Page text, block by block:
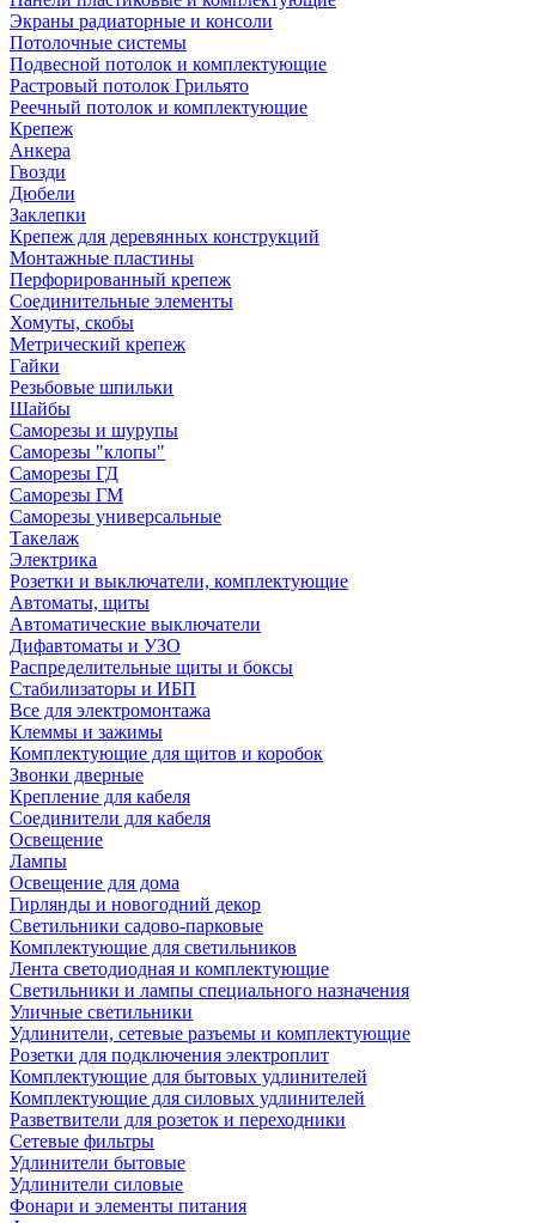
Экраны радиаторные и консоли
Потолочные системы
Подвесной потолок и комплектующие
Растровый потолок Грильято
Реечный потолок и комплектующие
Крепеж
Анкера
Гвозди
Дюбели
Заклепки
Крепеж для деревянных конструкций
Монтажные пластины
Перфорированный крепеж
Соединительные элементы
Хомуты, скобы
Метрический крепеж
Гайки
Резьбовые шпильки
Шайбы
Саморезы и шурупы
Саморезы "клопы"
Саморезы ГД
Саморезы ГМ
Саморезы универсальные
Такелаж
Электрика
Розетки и выключатели, комплектующие
Автоматы, щиты
Автоматические выключатели
Дифавтоматы и УЗО
Распределительные щиты и боксы
Стабилизаторы и ИБП
Все для электромонтажа
Клеммы и зажимы
Комплектующие для щитов и коробок
Звонки дверные
Крепление для кабеля
Соединители для кабеля
Освещение
Лампы
Освещение для дома
Гирлянды и новогодний декор
Светильники садово-парковые
Комплектующие для светильников
Лента светодиодная и комплектующие
Светильники и лампы специального назначения
Уличные светильники
Удлинители, сетевые разъемы и комплектующие
Розетки для подключения электроплит
Комплектующие для бытовых удлинителей
Комплектующие для силовых удлинителей
Разветвители для розеток и переходники
Сетевые фильтры
Удлинители бытовые
Удлинители силовые
Фонари и элементы питания